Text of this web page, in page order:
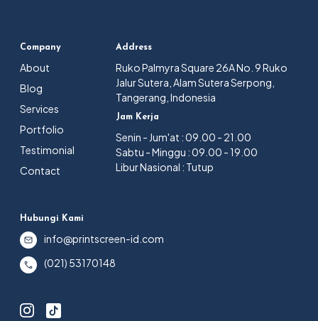
Company
About
Blog
Services
Portfolio
Testimonial
Contact
Address
Ruko Palmyra Square 26A No. 9 Ruko
Jalur Sutera, Alam Sutera Serpong,
Tangerang, Indonesia
Jam Kerja
Senin - Jum'at : 09.00 - 21.00
Sabtu - Minggu : 09.00 - 19.00
Libur Nasional : Tutup
Hubungi Kami
info@printscreen-id.com
(021) 53170148